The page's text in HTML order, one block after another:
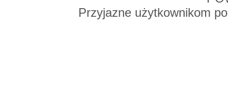
Przyjazne użytkownikom